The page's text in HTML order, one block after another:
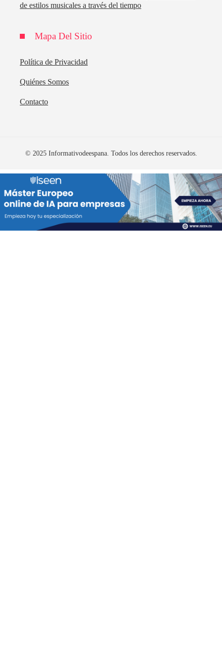
de estilos musicales a través del tiempo
Mapa Del Sitio
Política de Privacidad
Quiénes Somos
Contacto
© 2025 Informativodeespana. Todos los derechos reservados.